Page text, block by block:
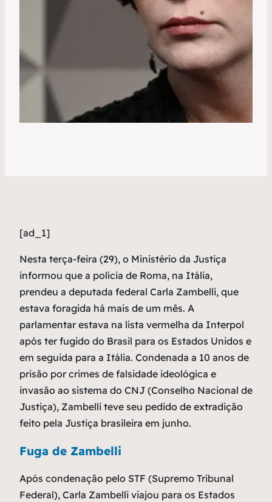
[ad_1]
Nesta terça-feira (29), o Ministério da Justiça
informou que a polícia de Roma, na Itália,
prendeu a deputada federal Carla Zambelli, que
estava foragida há mais de um mês. A
parlamentar estava na lista vermelha da Interpol
após ter fugido do Brasil para os Estados Unidos e
em seguida para a Itália. Condenada a 10 anos de
prisão por crimes de falsidade ideológica e
invasão ao sistema do CNJ (Conselho Nacional de
Justiça), Zambelli teve seu pedido de extradição
feito pela Justiça brasileira em junho.
Fuga de Zambelli
Após condenação pelo STF (Supremo Tribunal
Federal), Carla Zambelli viajou para os Estados